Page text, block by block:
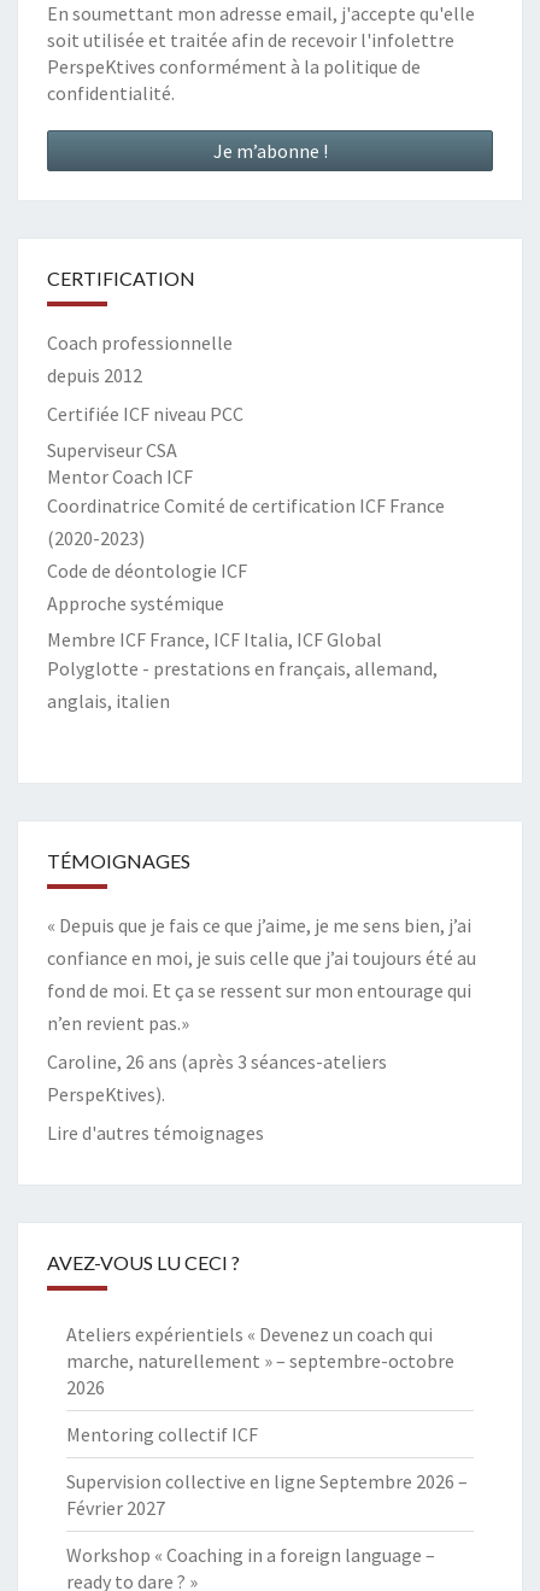
En soumettant mon adresse email, j'accepte qu'elle
soit utilisée et traitée afin de recevoir l'infolettre
PerspeKtives conformément à la politique de
confidentialité.
CERTIFICATION
Coach professionnelle
depuis 2012
Certifiée ICF niveau PCC
Superviseur CSA
Mentor Coach ICF
Coordinatrice Comité de certification ICF France
(2020-2023)
Code de déontologie ICF
Approche systémique
Membre ICF France, ICF Italia, ICF Global
Polyglotte - prestations en français, allemand,
anglais, italien
TÉMOIGNAGES
« Depuis que je fais ce que j’aime, je me sens bien, j’ai
confiance en moi, je suis celle que j’ai toujours été au
fond de moi. Et ça se ressent sur mon entourage qui
n’en revient pas.»
Caroline, 26 ans (après 3 séances-ateliers
PerspeKtives).
Lire d'autres témoignages
AVEZ-VOUS LU CECI ?
Ateliers expérientiels « Devenez un coach qui
marche, naturellement » – septembre-octobre
2026
Mentoring collectif ICF
Supervision collective en ligne Septembre 2026 –
Février 2027
Workshop « Coaching in a foreign language –
ready to dare ? »